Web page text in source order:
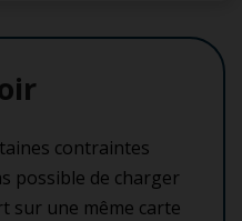
contraintes
possible de charger
sur une même carte